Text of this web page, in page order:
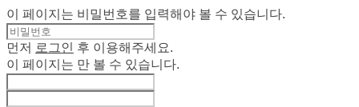
이 페이지는 비밀번호를 입력해야 볼 수 있습니다.
먼저 로그인
후 이용해주세요.
이 페이지는 만 볼 수 있습니다.